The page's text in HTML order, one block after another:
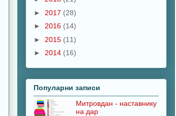
► 2017 (28)
► 2016 (14)
► 2015 (11)
► 2014 (16)
Популарни записи
Митровдан - наставнику
на дар